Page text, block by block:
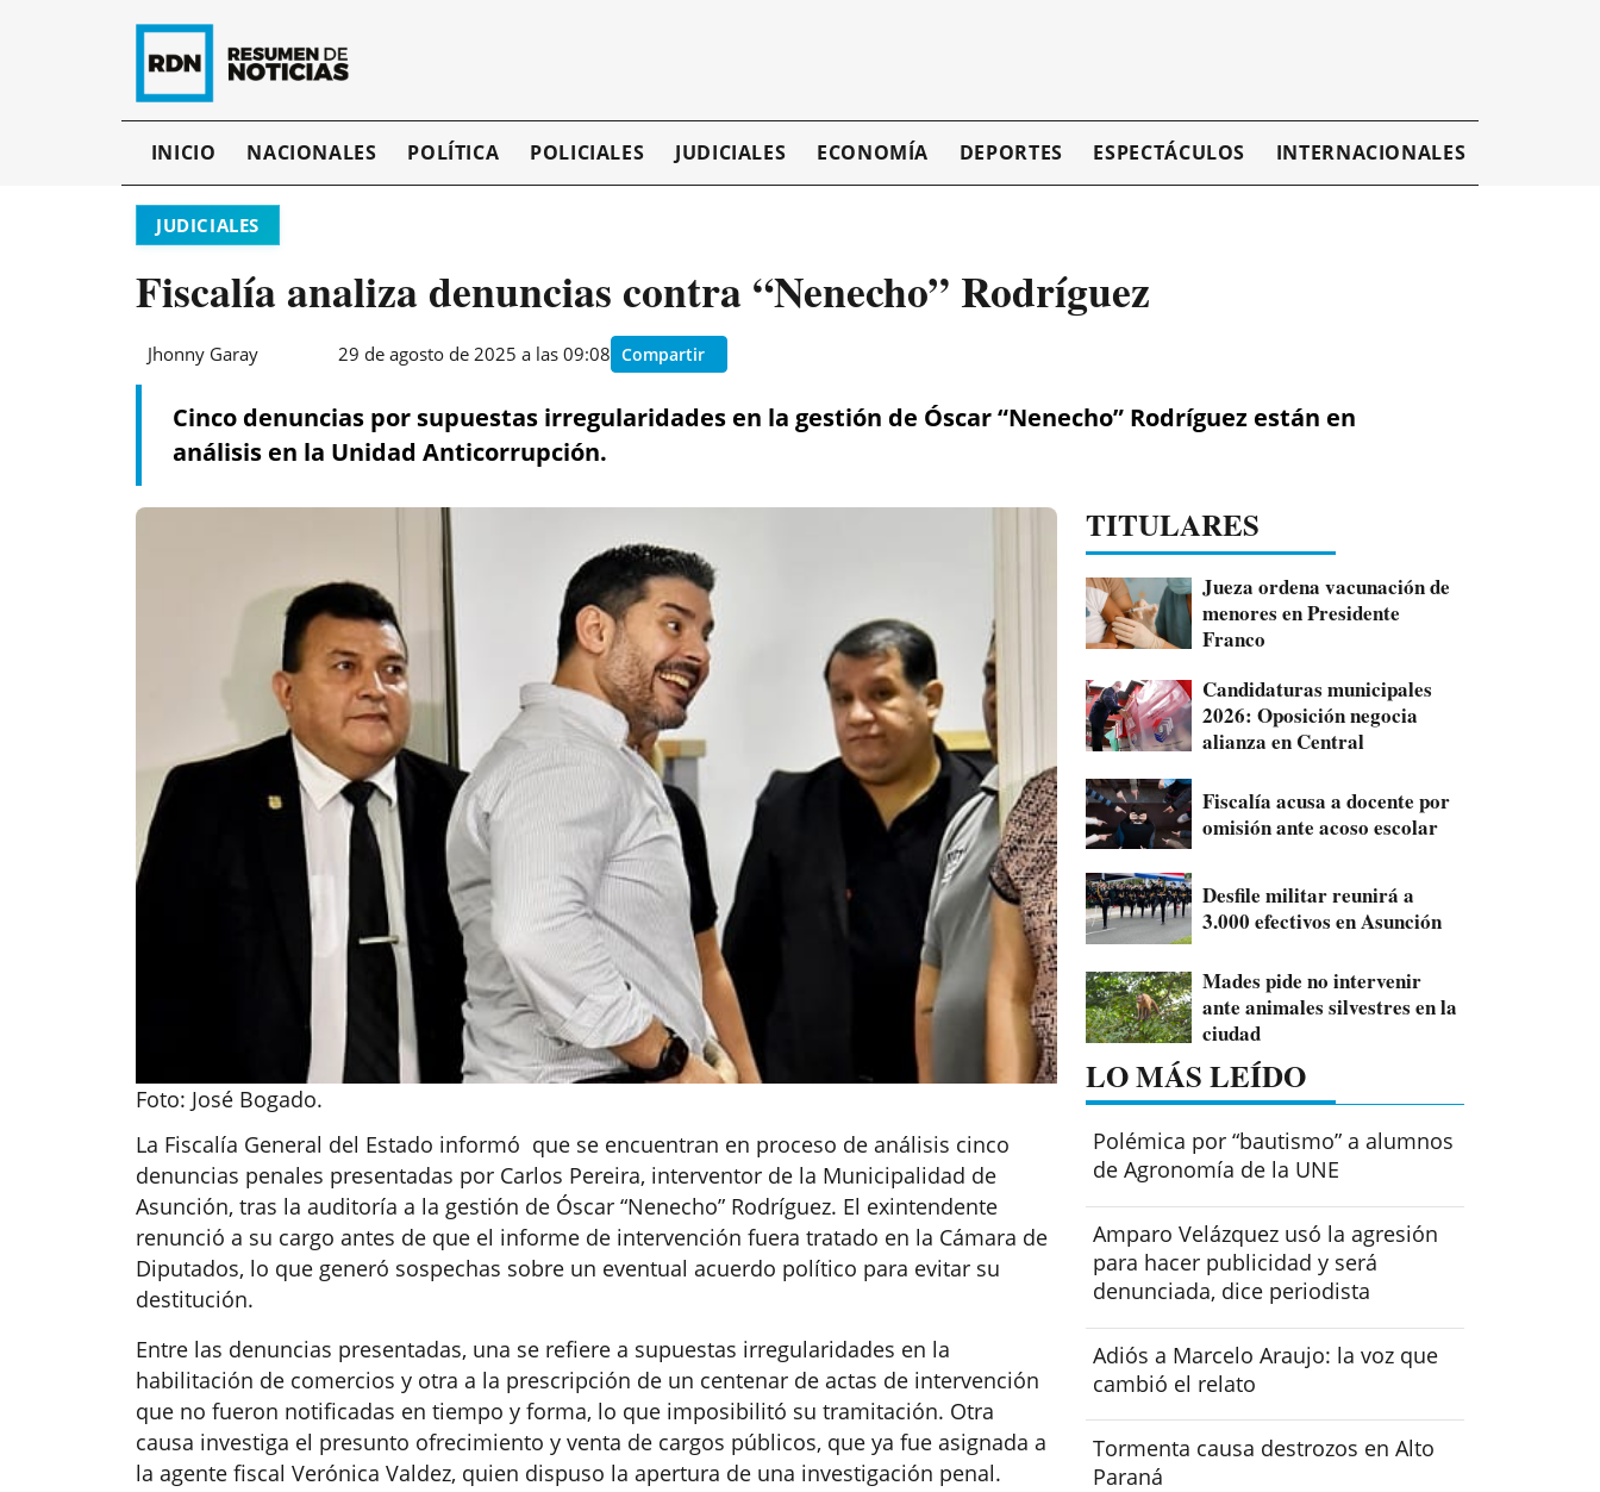
INICIO NACIONALES POLÍTICA POLICIALES JUDICIALES ECONOMÍA DEPORTES ESPECTÁCULOS INTERNACIONALES
JUDICIALES
Fiscalía analiza denuncias contra “Nenecho” Rodríguez
Jhonny Garay 29 de agosto de 2025 a las 09:08 Compartir
Cinco denuncias por supuestas irregularidades en la gestión de Óscar “Nenecho” Rodríguez están en
análisis en la Unidad Anticorrupción.
Foto: José Bogado.
La Fiscalía General del Estado informó que se encuentran en proceso de análisis cinco
denuncias penales presentadas por Carlos Pereira, interventor de la Municipalidad de
Asunción, tras la auditoría a la gestión de Óscar “Nenecho” Rodríguez. El exintendente
renunció a su cargo antes de que el informe de intervención fuera tratado en la Cámara de
Diputados, lo que generó sospechas sobre un eventual acuerdo político para evitar su
destitución.
Entre las denuncias presentadas, una se refiere a supuestas irregularidades en la
habilitación de comercios y otra a la prescripción de un centenar de actas de intervención
que no fueron notificadas en tiempo y forma, lo que imposibilitó su tramitación. Otra
causa investiga el presunto ofrecimiento y venta de cargos públicos, que ya fue asignada a
la agente fiscal Verónica Valdez, quien dispuso la apertura de una investigación penal.
TITULARES
Jueza ordena vacunación de
menores en Presidente
Franco
Candidaturas municipales
2026: Oposición negocia
alianza en Central
Fiscalía acusa a docente por
omisión ante acoso escolar
Desfile militar reunirá a
3.000 efectivos en Asunción
Mades pide no intervenir
ante animales silvestres en la
ciudad
LO MÁS LEÍDO
Polémica por “bautismo” a alumnos
de Agronomía de la UNE
Amparo Velázquez usó la agresión
para hacer publicidad y será
denunciada, dice periodista
Adiós a Marcelo Araujo: la voz que
cambió el relato
Tormenta causa destrozos en Alto
Paraná